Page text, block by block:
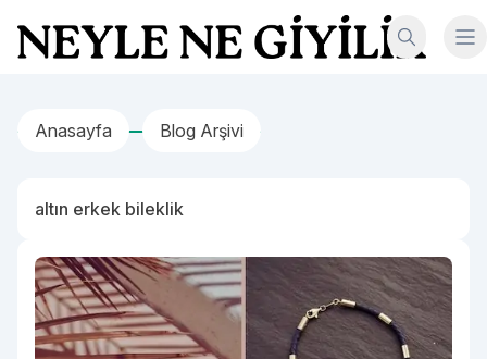
Neyle Ne Giyilir
Anasayfa Blog Arşivi
altın erkek bileklik